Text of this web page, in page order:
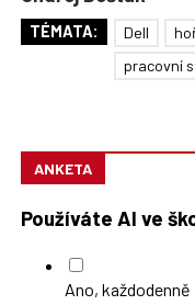
TÉMATA: Dell
pracovní
ANKETA
Používáte AI ve
Ano, každodenně